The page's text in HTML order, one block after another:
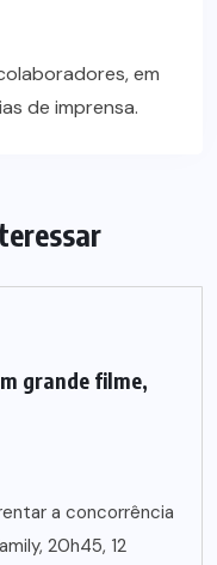
em
de imprensa.
grande filme,
a concorrência
20h45, 12